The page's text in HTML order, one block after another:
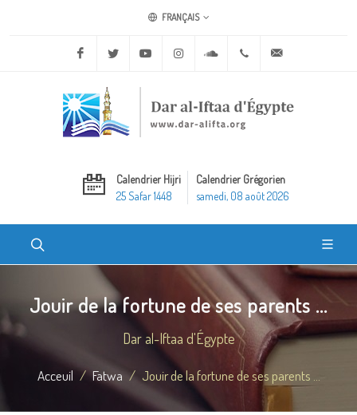
FRANÇAIS
Facebook Twitter Youtube Instagram Soundcloud+20 2 25970400
Calendrier Hijri
25 Safar 1448
Calendrier Grégorien
samedi, 08 août 2026
Jouir de la fortune de ses parents ...
Dar al-Iftaa d'Égypte
Acceuil Fatwa Jouir de la fortune de ses parents ...